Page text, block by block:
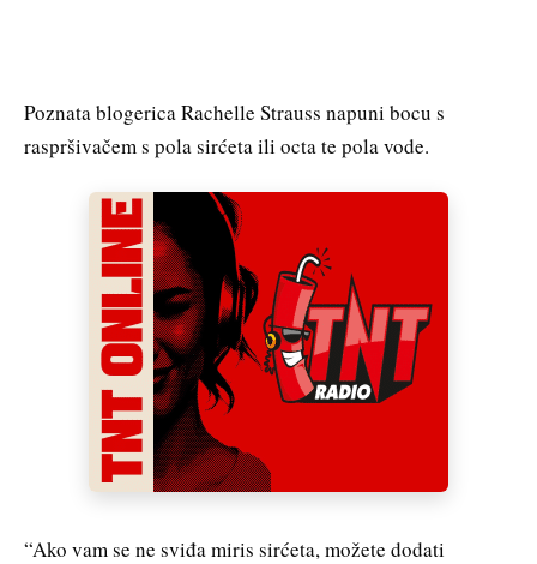
Poznata blogerica Rachelle Strauss napuni bocu s
raspršivačem s pola sirćeta ili octa te pola vode.
“Ako vam se ne sviđa miris sirćeta, možete dodati